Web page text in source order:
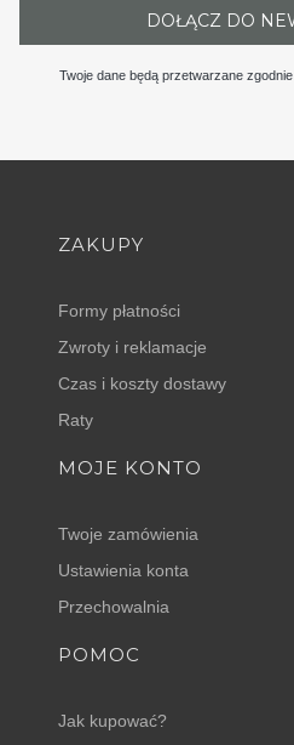
DOŁĄCZ DO
Twoje dane będą przetwarzane
Linki w stopce
ZAKUPY
Formy płatności
Zwroty i reklamacje
Czas i koszty dostawy
Raty
MOJE KONTO
Twoje zamówienia
Ustawienia konta
Przechowalnia
POMOC
Jak kupować?